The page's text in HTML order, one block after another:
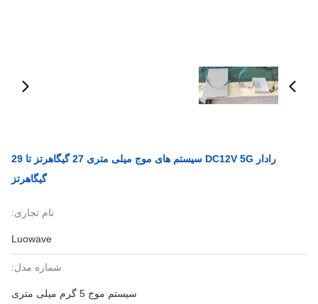
رادار DC12V 5G سیستم های موج میلی متری 27 گیگاهرتز تا 29
گیگاهرتز
نام تجاری:
Luowave
شماره مدل:
سیستم موج 5 گرم میلی متری